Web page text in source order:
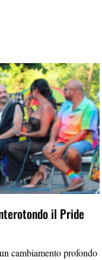
il Pride
cambiamento profondo